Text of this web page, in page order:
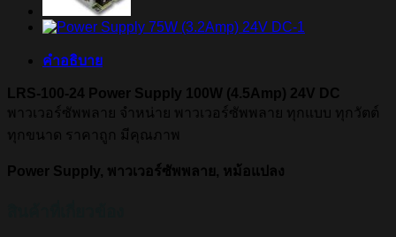
คำอธิบาย
LRS-100-24 Power Supply 100W (4.5Amp) 24V DC
พาวเวอร์ซัพพลาย จำหน่าย พาวเวอร์ซัพพลาย ทุกแบบ ทุกวัตต์
ทุกขนาด ราคาถูก มีคุณภาพ
Power Supply, พาวเวอร์ซัพพลาย, หม้อแปลง